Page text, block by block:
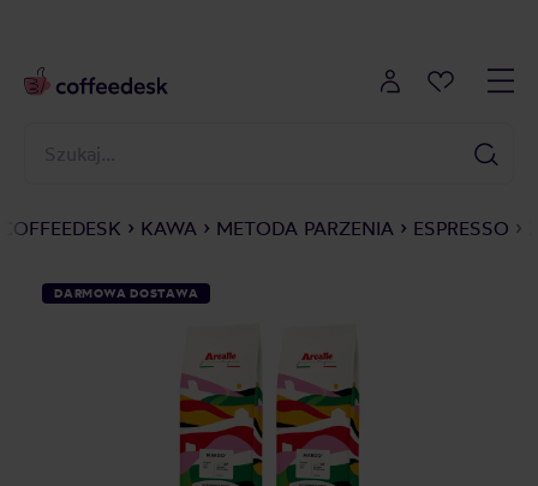
COFFEEDESK KAWA METODA PARZENIA ESPRESSO
DARMOWA DOSTAWA